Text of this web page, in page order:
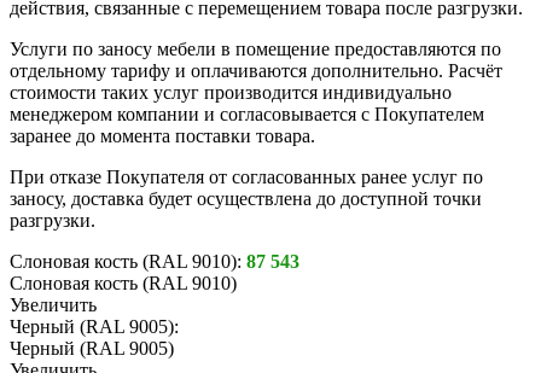
действия, связанные с перемещением товара после разгрузки.
Услуги по заносу мебели в помещение предоставляются по
отдельному тарифу и оплачиваются дополнительно. Расчёт
стоимости таких услуг производится индивидуально
менеджером компании и согласовывается с Покупателем
заранее до момента поставки товара.
При отказе Покупателя от согласованных ранее услуг по
заносу, доставка будет осуществлена до доступной точки
разгрузки.
Слоновая кость (RAL 9010): 87 543
Слоновая кость (RAL 9010)
Увеличить
Черный (RAL 9005):
Черный (RAL 9005)